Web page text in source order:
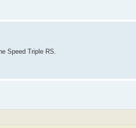
Speed Triple RS.